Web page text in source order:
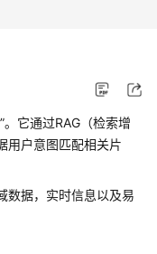
它通过RAG（检索增
用户意图匹配相关片
数据，实时信息以及易